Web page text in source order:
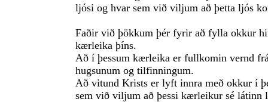
ljósi og hvar sem við viljum að þetta ljós
Faðir við þökkum þér fyrir að fylla okkur
kærleika þíns.
Að í þessum kærleika er fullkomin vernd
hugsunum og tilfinningum.
Að vitund Krists er lyft innra með okkur í
sem við viljum að þessi kærleikur sé látinn